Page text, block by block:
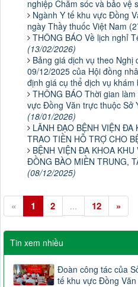
nghiệp Chăm sóc và bảo vệ
Ngành Y tế khu vực Đồng
ngày Thầy thuốc Việt Nam
THÔNG BÁO Về lịch nghỉ
(13/02/2026)
Bảng giá dịch vụ theo
09/12/2025 của Hội đồng
định giá cụ thể dịch vụ
THÔNG BÁO Thời gian
vực Đồng Văn trực thuộc Sở
(18/01/2026)
LÃNH ĐẠO BỆNH VIỆN ĐA
TRAO TIỀN HỖ TRỢ CHO
BỆNH VIỆN ĐA KHOA
ĐỒNG BÀO MIỀN TRUNG,
(08/12/2025)
« 1 2 ... 12 »
Tin xem nhiều
Đoàn công tác của
tế khu vực Đồng Văn